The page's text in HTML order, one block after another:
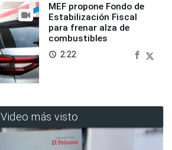
MEF propone Fondo de
Estabilización Fiscal
para frenar alza de
combustibles
access_time 2:22
Video más visto